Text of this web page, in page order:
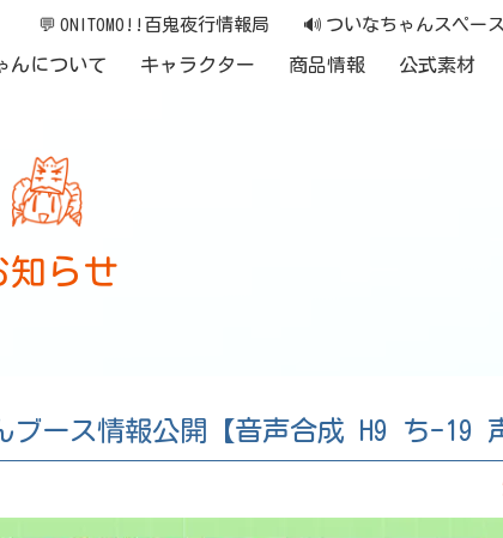
💬 ONITOMO!!百鬼夜行情報局 🔊 ついなちゃんスペース
んについて キャラクター 商品情報 公式素材
知らせ
ブース情報公開【音声合成 H9 ち-19